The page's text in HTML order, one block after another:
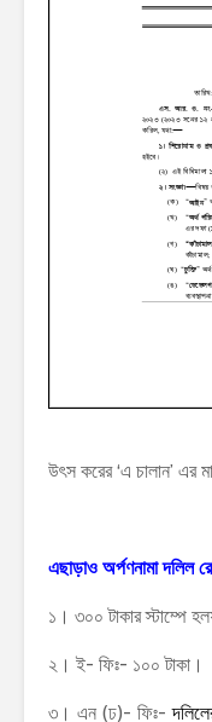
উৎস করের ‘এ চালান’ এর
এছাড়াও অর্পণনামা দলিল
১। ৩০০ টাকার স্টাম্পে
২। ই- ফিঃ- ১০০ টাকা।
৩। এন (ঢ)- ফিঃ-